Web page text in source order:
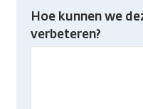
Heb
gevonden
Hoe kunnen we
verbeteren?